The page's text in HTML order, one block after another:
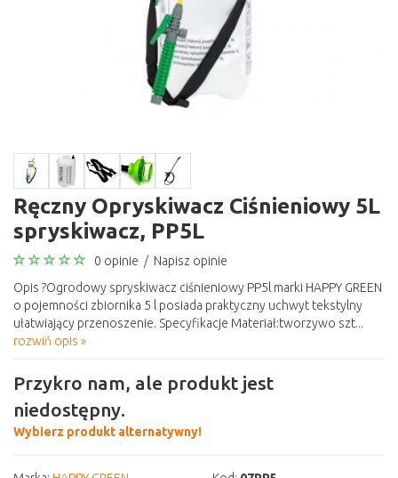
Ręczny Opryskiwacz Ciśnieniowy 5L
spryskiwacz, PP5L
0 opinie / Napisz opinie
Opis ?Ogrodowy spryskiwacz ciśnieniowy PP5l marki HAPPY GREEN
o pojemności zbiornika 5 l posiada praktyczny uchwyt tekstylny
ułatwiający przenoszenie. Specyfikacje Materiał:tworzywo szt...
rozwiń opis »
Przykro nam, ale produkt jest
niedostępny.
Wybierz produkt alternatywny!